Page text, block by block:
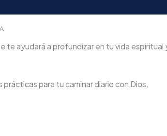
te ayudará a profundizar en tu vida
para tu caminar diario con Dios.